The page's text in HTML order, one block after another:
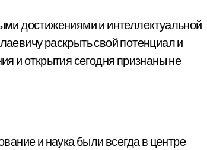
достижениями и интеллектуальной
раскрыть свой потенциал и
и открытия сегодня признаны не
и наука были всегда в центре